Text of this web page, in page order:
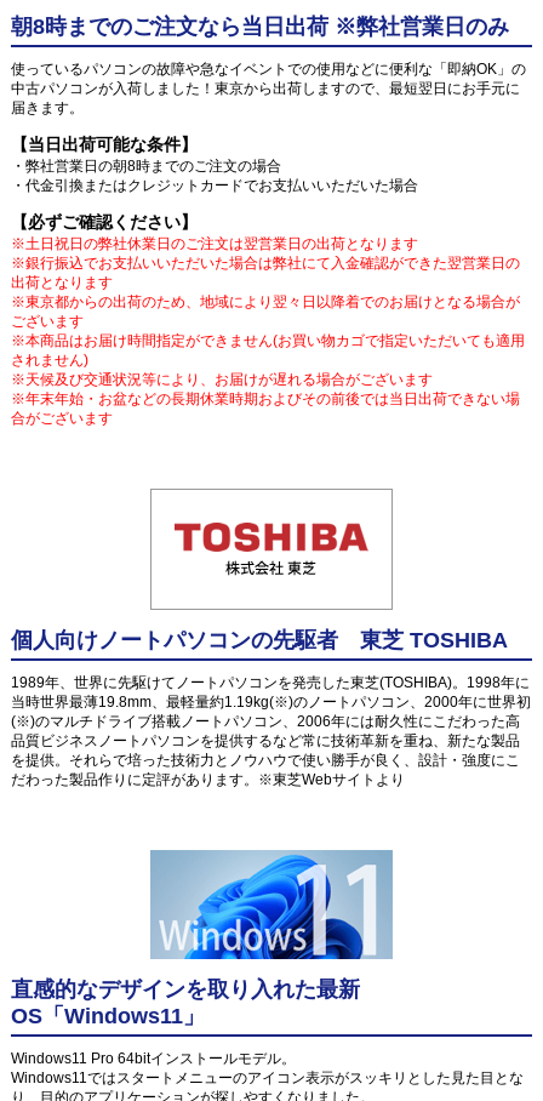
朝8時までのご注文なら当日出荷 ※弊社営業日のみ
使っているパソコンの故障や急なイベントでの使用などに便利な「即納OK」の
中古パソコンが入荷しました！東京から出荷しますので、最短翌日にお手元に
届きます。
【当日出荷可能な条件】
・弊社営業日の朝8時までのご注文の場合
・代金引換またはクレジットカードでお支払いいただいた場合
【必ずご確認ください】
※土日祝日の弊社休業日のご注文は翌営業日の出荷となります
※銀行振込でお支払いいただいた場合は弊社にて入金確認ができた翌営業日の
出荷となります
※東京都からの出荷のため、地域により翌々日以降着でのお届けとなる場合が
ございます
※本商品はお届け時間指定ができません(お買い物カゴで指定いただいても適用
されません)
※天候及び交通状況等により、お届けが遅れる場合がございます
※年末年始・お盆などの長期休業時期およびその前後では当日出荷できない場
合がございます
個人向けノートパソコンの先駆者 東芝 TOSHIBA
1989年、世界に先駆けてノートパソコンを発売した東芝(TOSHIBA)。1998年に
当時世界最薄19.8mm、最軽量約1.19kg(※)のノートパソコン、2000年に世界初
(※)のマルチドライブ搭載ノートパソコン、2006年には耐久性にこだわった高
品質ビジネスノートパソコンを提供するなど常に技術革新を重ね、新たな製品
を提供。それらで培った技術力とノウハウで使い勝手が良く、設計・強度にこ
だわった製品作りに定評があります。※東芝Webサイトより
直感的なデザインを取り入れた最新
OS「Windows11」
Windows11 Pro 64bitインストールモデル。
Windows11ではスタートメニューのアイコン表示がスッキリとした見た目とな
り、目的のアプリケーションが探しやすくなりました。